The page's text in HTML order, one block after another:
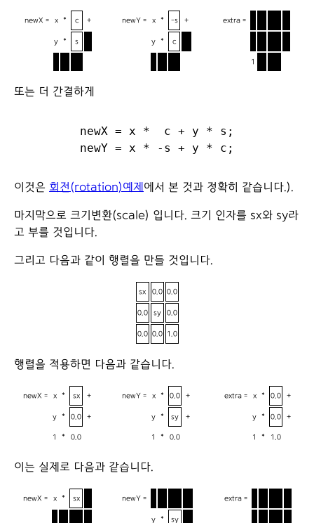
newX = x * c + newY = x * -s + extra =
y * s y * c
1
또는 더 간결하게
newX = x *  c + y * s;
이것은 회전(rotation)예제 에서 본 것과 정확히 같습니다.).
마지막으로 크기변환(scale) 입니다. 크기 인자를 sx와 sy라
고 부를 것입니다.
그리고 다음과 같이 행렬을 만들 것입니다.
sx 0.0 0.0
0.0 sy 0.0
0.0 0.0 1.0
행렬을 적용하면 다음과 같습니다.
newX = x * sx + newY = x * 0.0 + extra = x * 0.0 +
y * 0.0 + y * sy + y * 0.0 +
1 * 0.0 1 * 0.0 1 * 1.0
이는 실제로 다음과 같습니다.
newX = x * sx newY = extra =
y * sy